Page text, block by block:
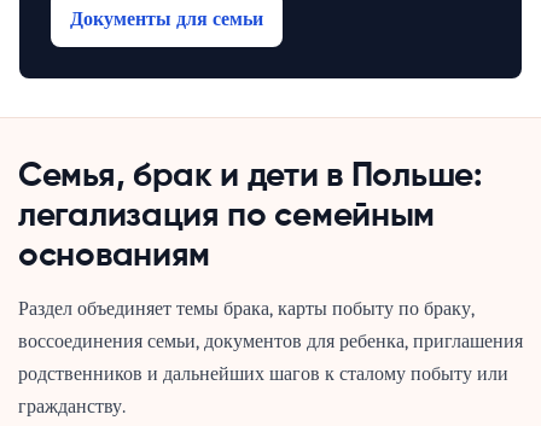
Документы для семьи
Семья, брак и дети в Польше:
легализация по семейным
основаниям
Раздел объединяет темы брака, карты побыту по браку,
воссоединения семьи, документов для ребенка, приглашения
родственников и дальнейших шагов к сталому побыту или
гражданству.